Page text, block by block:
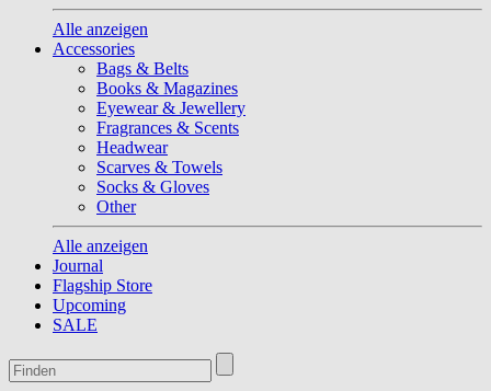
Alle anzeigen
Accessories
Bags & Belts
Books & Magazines
Eyewear & Jewellery
Fragrances & Scents
Headwear
Scarves & Towels
Socks & Gloves
Other
Alle anzeigen
Journal
Flagship Store
Upcoming
SALE